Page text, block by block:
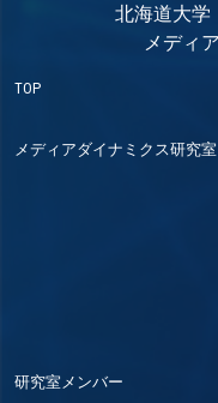
北海道大
メディ
TOP
メディアダイナミクス研究
研究室メンバー